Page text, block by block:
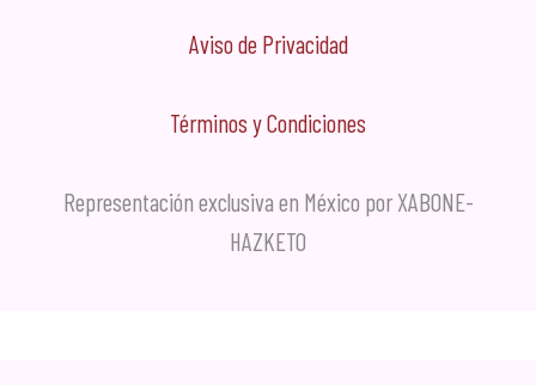
Aviso de Privacidad
Términos y Condiciones
Representación exclusiva en México por XABONE-
HAZKETO